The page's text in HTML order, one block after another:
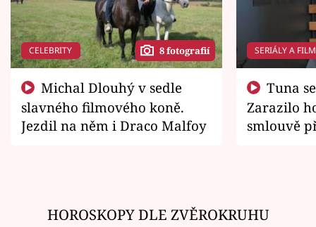
CELEBRITY 8 fotografií
slavného filmového koně.
Jezdil na něm i Draco Malfoy
SERIÁLY A
Zarazilo
smlouvě
HOROSKOPY DLE ZVĚROKRUHU